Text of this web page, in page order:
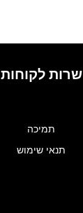
שרות לקוחות
תמיכה
תנאי שימוש